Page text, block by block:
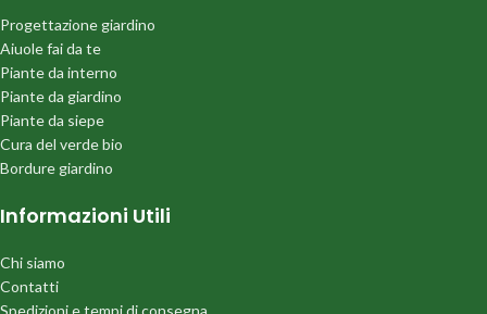
Progettazione giardino
Aiuole fai da te
Piante da interno
Piante da giardino
Piante da siepe
Cura del verde bio
Bordure giardino
Informazioni Utili
Chi siamo
Contatti
Spedizioni e tempi di consegna